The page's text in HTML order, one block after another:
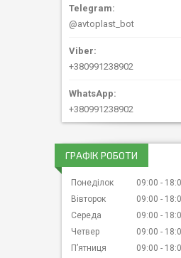
@avtoplast_bot
+380991238902
+380991238902
ГРАФІК РОБОТИ
Понеділок 09:00
Вівторок
09:00
Середа
09:00
Четвер
09:00
Пʼятниця
09:00